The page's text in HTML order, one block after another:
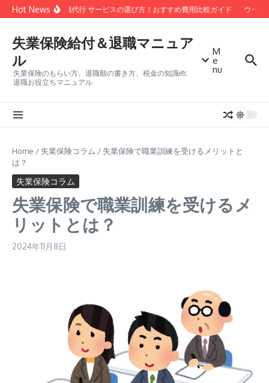
コンテンツへスキップ
Hot News安い 退職代行 サービスの選び方！おすすめ費用比較ガイド ウーバ
失業保険給付＆退職マニュア
ル
失業保険のもらい方、退職願の書き方、税金の知識etc.
退職お役立ちマニュアル
M
e
nu
Home / 失業保険コラム / 失業保険で職業訓練を受けるメリットと
は？
失業保険コラム
失業保険で職業訓練を受けるメ
リットとは？
2024年11月8日